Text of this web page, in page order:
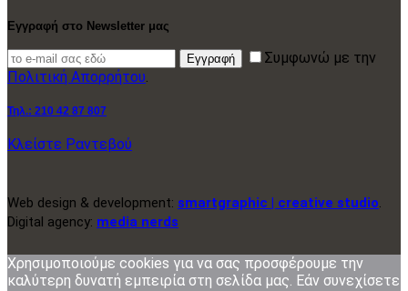
Εγγραφή στο Newsletter μας
Εγγραφή
Συμφωνώ με την
Πολιτική Απορρήτου.
Τηλ.: 210 42 87 807
Κλείστε Ραντεβού
Web design & development: smartgraphic | creative studio.
Digital agency: media nerds
Χρησιμοποιούμε cookies για να σας προσφέρουμε την
καλύτερη δυνατή εμπειρία στη σελίδα μας. Εάν συνεχίσετε